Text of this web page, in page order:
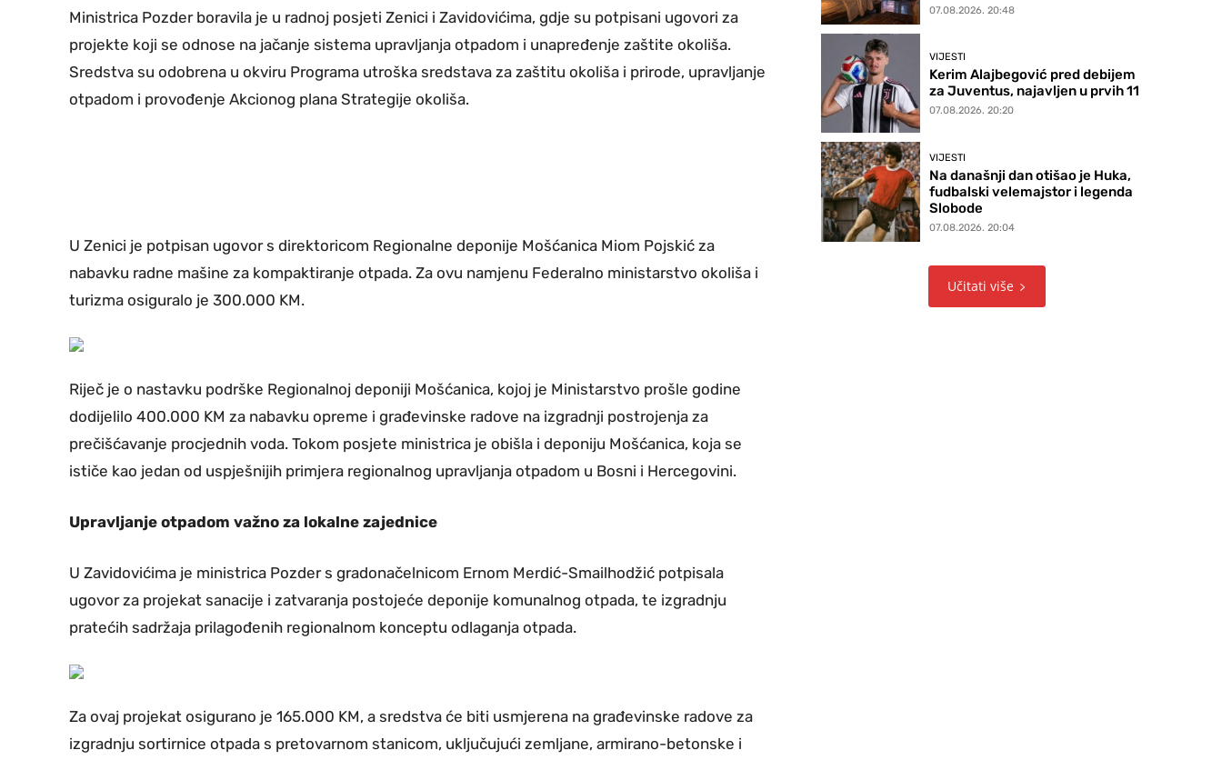
Ministrica Pozder boravila je u radnoj posjeti Zenici i Zavidovićima, gdje su potpisani ugovori za
projekte koji se odnose na jačanje sistema upravljanja otpadom i unapređenje zaštite okoliša.
Sredstva su odobrena u okviru Programa utroška sredstava za zaštitu okoliša i prirode, upravljanje
otpadom i provođenje Akcionog plana Strategije okoliša.
U Zenici je potpisan ugovor s direktoricom Regionalne deponije Mošćanica Miom Pojskić za
nabavku radne mašine za kompaktiranje otpada. Za ovu namjenu Federalno ministarstvo okoliša i
turizma osiguralo je 300.000 KM.
Riječ je o nastavku podrške Regionalnoj deponiji Mošćanica, kojoj je Ministarstvo prošle godine
dodijelilo 400.000 KM za nabavku opreme i građevinske radove na izgradnji postrojenja za
prečišćavanje procjednih voda. Tokom posjete ministrica je obišla i deponiju Mošćanica, koja se
ističe kao jedan od uspješnijih primjera regionalnog upravljanja otpadom u Bosni i Hercegovini.
Upravljanje otpadom važno za lokalne zajednice
U Zavidovićima je ministrica Pozder s gradonačelnicom Ernom Merdić-Smailhodžić potpisala
ugovor za projekat sanacije i zatvaranja postojeće deponije komunalnog otpada, te izgradnju
pratećih sadržaja prilagođenih regionalnom konceptu odlaganja otpada.
Za ovaj projekat osigurano je 165.000 KM, a sredstva će biti usmjerena na građevinske radove za
izgradnju sortirnice otpada s pretovarnom stanicom, uključujući zemljane, armirano-betonske i
07.08.2026. 20:48
VIJESTI
Kerim Alajbegović pred debijem
za Juventus, najavljen u prvih 11
07.08.2026. 20:20
VIJESTI
Na današnji dan otišao je Huka,
fudbalski velemajstor i legenda
Slobode
07.08.2026. 20:04
Učitati više